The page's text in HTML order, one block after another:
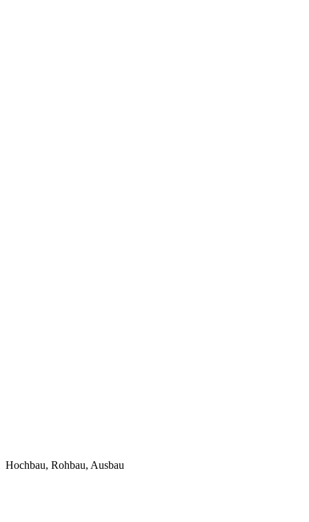
Hochbau, Rohbau, Ausbau